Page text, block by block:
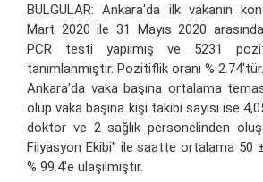
BULGULAR: Ankara'da ilk vakanın
Mart 2020 ile 31 Mayıs 2020
PCR testi yapılmış ve 5231
tanımlanmıştır. Pozitiflik oranı % 2.74'tür.
Ankara'da vaka başına ortalama
olup vaka başına kişi takibi sayısı ise
doktor ve 2 sağlık personelinden
Filyasyon Ekibi" ile saatte ortalama 50
% 99.4'e ulaşılmıştır.